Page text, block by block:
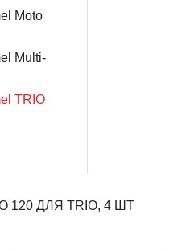
Moto
Multi-
TRIO
ДЛЯ TRIO, 4 ШТ